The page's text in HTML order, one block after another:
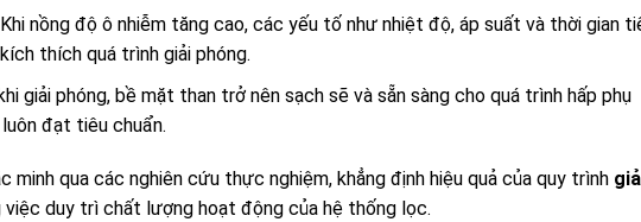
nồng độ ô nhiễm tăng cao, các yếu tố như nhiệt độ, áp suất và thời gian
thích quá trình giải phóng.
giải phóng, bề mặt than trở nên sạch sẽ và sẵn sàng cho quá trình hấp phụ
đạt tiêu chuẩn.
minh qua các nghiên cứu thực nghiệm, khẳng định hiệu quả của quy trình
việc duy trì chất lượng hoạt động của hệ thống lọc.